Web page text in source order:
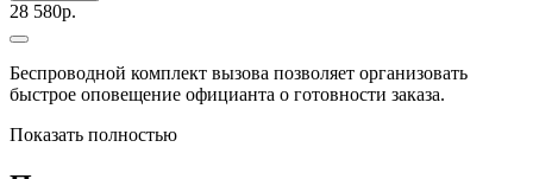
28 580р.
Беспроводной комплект вызова позволяет организовать
быстрое оповещение официанта о готовности заказа.
Показать полностью